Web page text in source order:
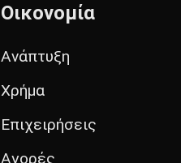
Οικονομία
Ανάπτυξη
Χρήμα
Επιχειρήσεις
Αγορές